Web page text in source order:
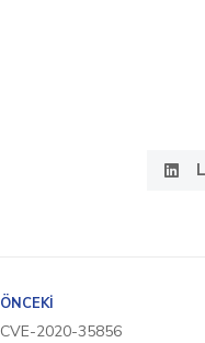
ÖNCEKI
CVE-2020-35856